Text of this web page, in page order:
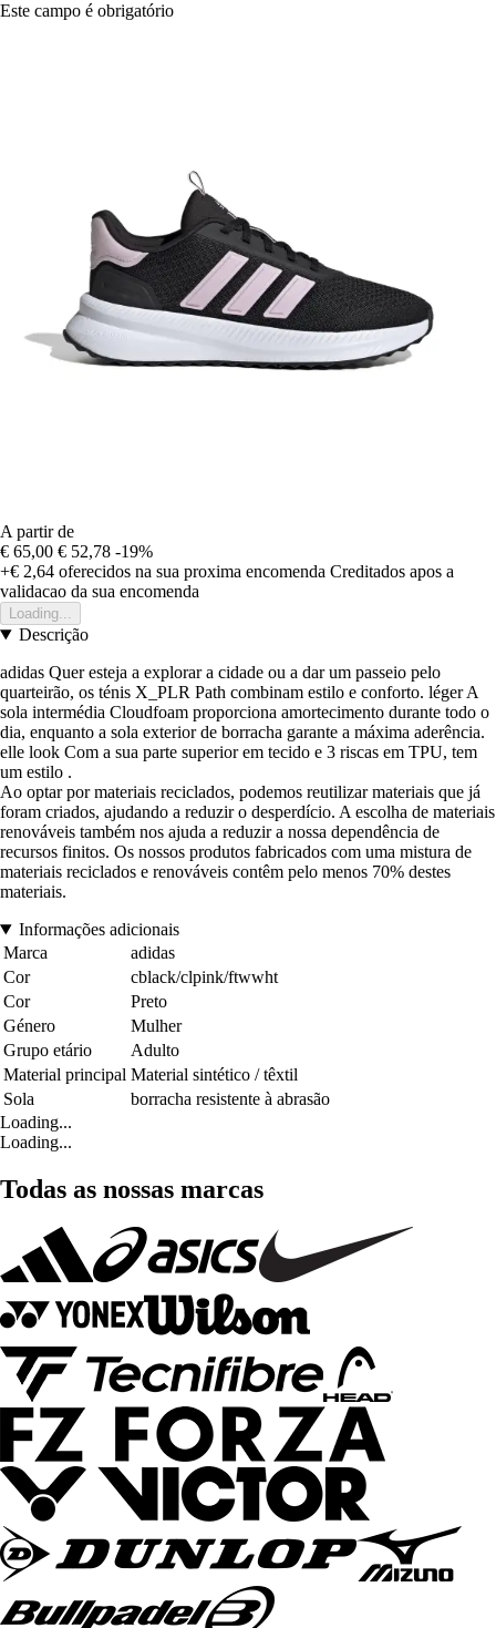
Este campo é obrigatório
A partir de
€ 65,00 € 52,78 -19%
+€ 2,64 oferecidos na sua proxima encomenda Creditados apos a
validacao da sua encomenda
Loading...
Descrição
adidas Quer esteja a explorar a cidade ou a dar um passeio pelo
quarteirão, os ténis X_PLR Path combinam estilo e conforto. léger A
sola intermédia Cloudfoam proporciona amortecimento durante todo o
dia, enquanto a sola exterior de borracha garante a máxima aderência.
elle look Com a sua parte superior em tecido e 3 riscas em TPU, tem
um estilo .
Ao optar por materiais reciclados, podemos reutilizar materiais que já
foram criados, ajudando a reduzir o desperdício. A escolha de materiais
renováveis também nos ajuda a reduzir a nossa dependência de
recursos finitos. Os nossos produtos fabricados com uma mistura de
materiais reciclados e renováveis contêm pelo menos 70% destes
materiais.
Informações adicionais
Marca
adidas
Cor
cblack/clpink/ftwwht
Cor
Preto
Género
Mulher
Grupo etário
Adulto
Material principal Material sintético / têxtil
Sola
borracha resistente à abrasão
Loading...
Loading...
Todas as nossas marcas